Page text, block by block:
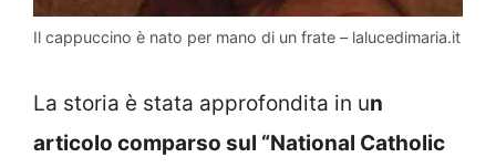
Il cappuccino è nato per mano di un frate – lalucedimaria.it
La storia è stata approfondita in un
articolo comparso sul “National Catholic